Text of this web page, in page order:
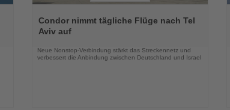
Sie
die
Condor nimmt tägliche Flüge nach Tel
Aviv auf
Neue Nonstop-Verbindung stärkt das Streckennetz und
verbessert die Anbindung zwischen Deutschland und Israel